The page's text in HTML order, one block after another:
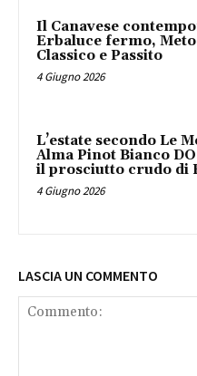
Il Canavese
Erbaluce fermo,
Classico e Passito
4 Giugno 2026
L’estate secondo Le
Alma Pinot Bianco
il prosciutto crudo di
4 Giugno 2026
LASCIA UN COMMENTO